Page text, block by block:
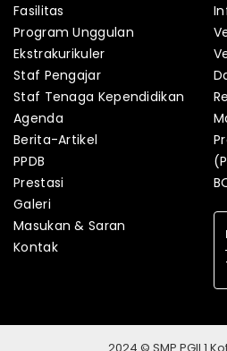
Fasilitas
Program Unggulan
Ekstrakurikuler
Staf Pengajar
Staf Tenaga Kependidikan
Agenda
Berita-Artikel
PPDB
Prestasi
Galeri
Masukan & Saran
Kontak